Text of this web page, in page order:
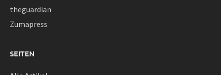
theguardian
Zumapress
SEITEN